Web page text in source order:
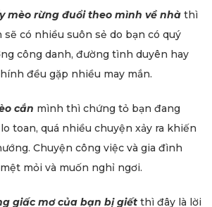
mèo rừng đuổi theo mình về nhà thì
sẽ có nhiều suôn sẻ do bạn có quý
công danh, đường tình duyên hay
đều gặp nhiều may mắn.
cắn mình thì chứng tỏ bạn đang
toan, quá nhiều chuyện xảy ra khiến
Chuyện công việc và gia đình
mỏi và muốn nghỉ ngơi.
giấc mơ của bạn bị giết thì đây là lời